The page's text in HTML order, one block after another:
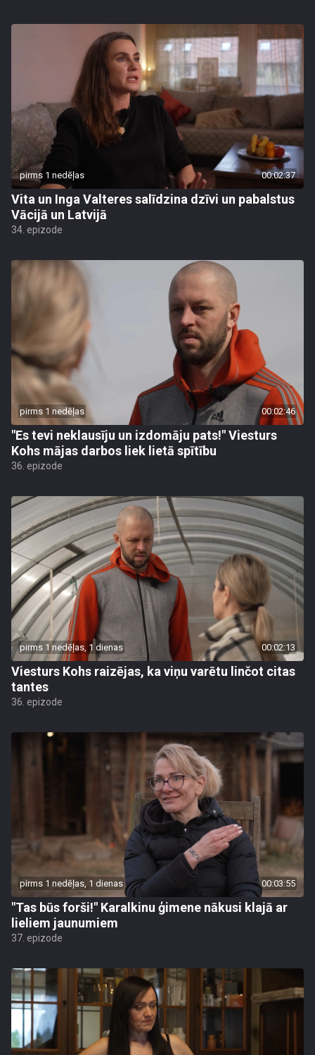
pirms 1 nedēļas 00:02:37
Vita un Inga Valteres salīdzina dzīvi un pabalstus
Vācijā un Latvijā
34. epizode
pirms 1 nedēļas 00:02:46
"Es tevi neklausīju un izdomāju pats!" Viesturs
Kohs mājas darbos liek lietā spītību
36. epizode
pirms 1 nedēļas, 1 dienas 00:02:13
Viesturs Kohs raizējas, ka viņu varētu linčot citas
tantes
36. epizode
pirms 1 nedēļas, 1 dienas 00:03:55
"Tas būs forši!" Karalkinu ģimene nākusi klajā ar
lieliem jaunumiem
37. epizode